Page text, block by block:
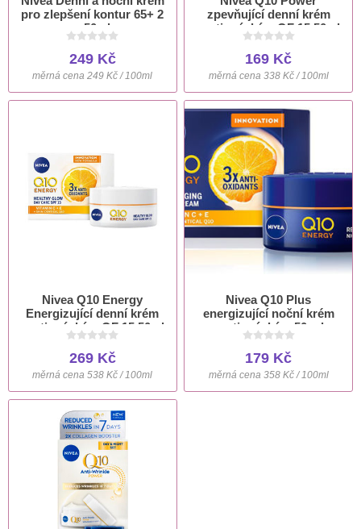
pro zlepšení kontur 65+ 2
x 50ml
249 Kč
měrná cena 249 Kč / 100ml
zpevňující denní krém
proti vráskám OF 15 50ml
169 Kč
měrná cena 338 Kč / 100ml
Nivea Q10 Energy
Energizující denní krém
proti vráskám OF 15 50ml
269 Kč
měrná cena 538 Kč / 100ml
Nivea Q10 Plus
energizující noční krém
proti vráskám 50 ml
179 Kč
měrná cena 358 Kč / 100ml